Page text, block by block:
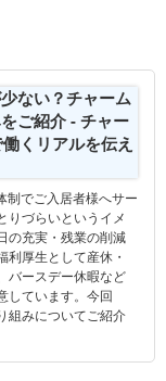
ない？チャーム
ご紹介 - チャー
くリアルを伝え
制でご入居者様へサー
りづらいというイメ
の充実・残業の削減
厚生として産休・
バースデー休暇など
しています。今回
組みについてご紹介